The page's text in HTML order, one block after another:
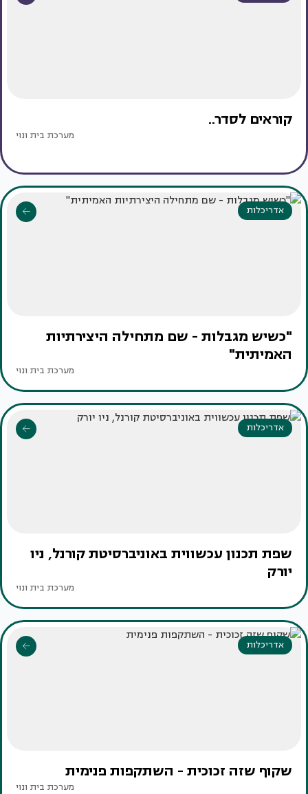
קוראים לסדר..
מערכת בית ונוי
אדריכלות
"כשיש מגבלות - שם מתחילה היצירתיות
האמיתית"
מערכת בית ונוי
אדריכלות
שפת תכנון עכשווית באוניברסיטת קורנל, ניו
יורק
מערכת בית ונוי
אדריכלות
שקוף שזה זכוכית - השתקפות פנימית
מערכת בית ונוי